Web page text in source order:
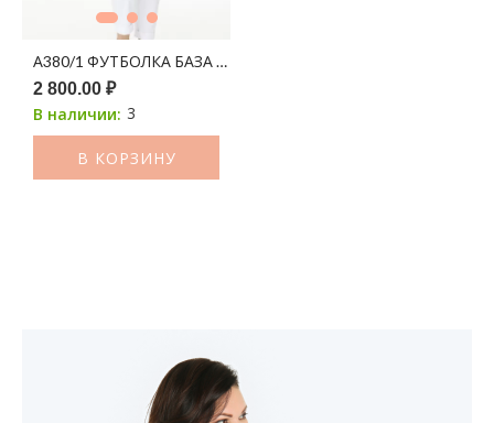
А380/1 ФУТБОЛКА БАЗА ЗЕЛЕНЫЙ 3/4
2 800.00 ₽
В наличии: 3
В КОРЗИНУ